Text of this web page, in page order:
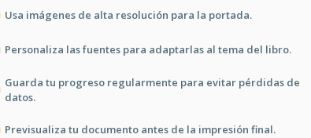
Usa imágenes de alta resolución para la portada.
Personaliza las fuentes para adaptarlas al tema del libro.
Guarda tu progreso regularmente para evitar pérdidas de
datos.
Previsualiza tu documento antes de la impresión final.